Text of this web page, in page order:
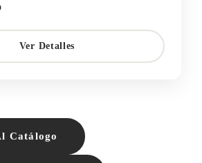
Ver Detalles
Catálogo